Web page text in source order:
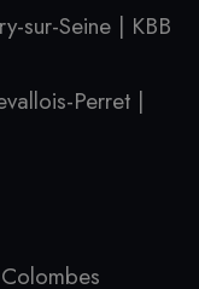
sur-Seine | KBB
Perret |